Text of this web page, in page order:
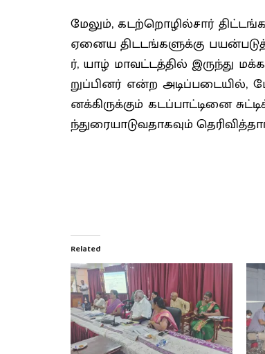
மேலும், கடற்றொழில்சார்
ஏனைய திடடங்களுக்கு
ர், யாழ் மாவட்டத்தில் இருந்து
றுப்பினர் என்ற
னக்கிருக்கும் கடப்பாட்டினை
ந்துரையாடுவதாகவும்
Related